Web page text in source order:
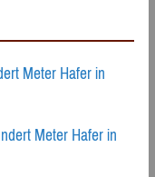
Meter Hafer in
Meter Hafer in